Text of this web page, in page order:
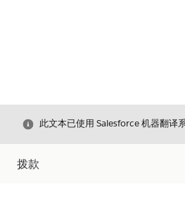
关闭
此文本已使用 Salesforce 机器翻译
拨款